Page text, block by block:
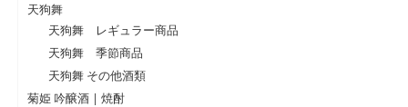
天狗舞
天狗舞 レギュラー商品
天狗舞 季節商品
天狗舞 その他酒類
菊姫 吟醸酒 | 焼酎